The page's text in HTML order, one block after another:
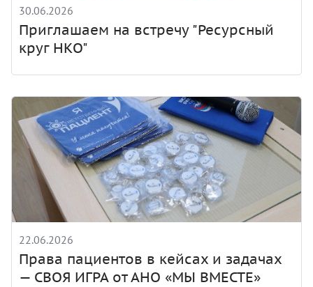
30.06.2026
Приглашаем на встречу "Ресурсный
круг НКО"
22.06.2026
Права пациентов в кейсах и задачах
— СВОЯ ИГРА от АНО «МЫ ВМЕСТЕ»